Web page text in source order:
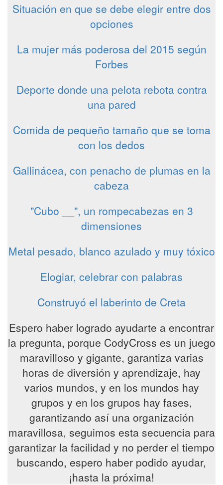
Situación en que se debe elegir entre dos
opciones
La mujer más poderosa del 2015 según
Forbes
Deporte donde una pelota rebota contra
una pared
Comida de pequeño tamaño que se toma
con los dedos
Gallinácea, con penacho de plumas en la
cabeza
"Cubo __", un rompecabezas en 3
dimensiones
Metal pesado, blanco azulado y muy tóxico
Elogiar, celebrar con palabras
Construyó el laberinto de Creta
Espero haber logrado ayudarte a encontrar
la pregunta, porque CodyCross es un juego
maravilloso y gigante, garantiza varias
horas de diversión y aprendizaje, hay
varios mundos, y en los mundos hay
grupos y en los grupos hay fases,
garantizando así una organización
maravillosa, seguimos esta secuencia para
garantizar la facilidad y no perder el tiempo
buscando, espero haber podido ayudar,
¡hasta la próxima!